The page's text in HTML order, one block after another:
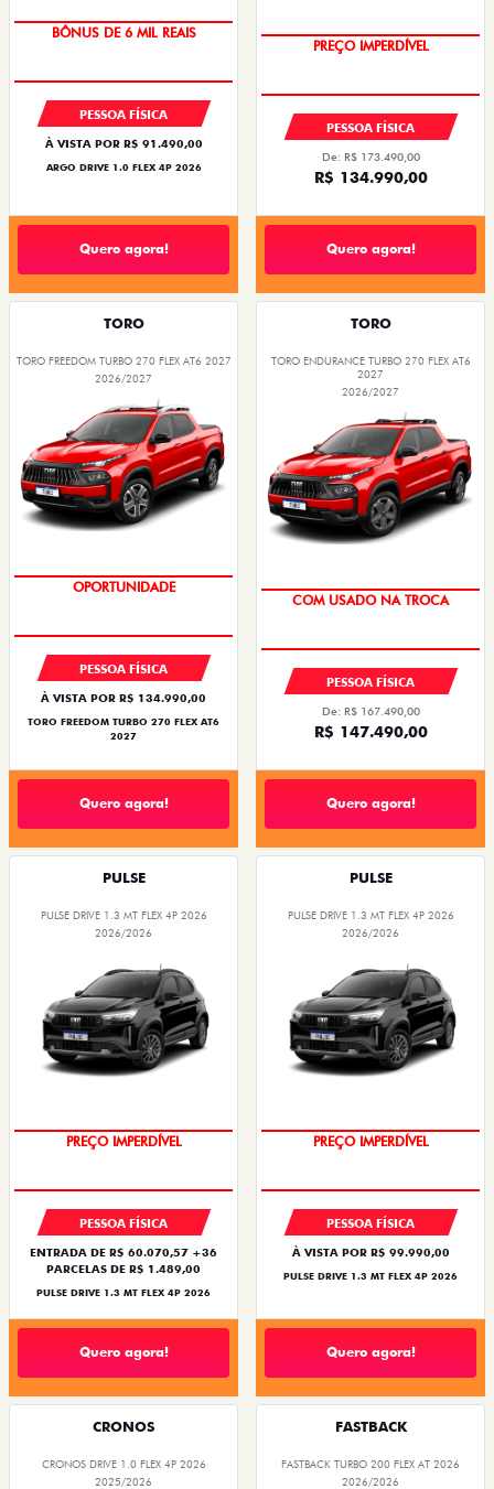
BÔNUS DE 6 MIL REAIS
PESSOA FÍSICA
À VISTA POR R$ 91.490,00
ARGO DRIVE 1.0 FLEX 4P 2026
Quero agora!
PREÇO IMPERDÍVEL
PESSOA FÍSICA
De: R$ 173.490,00
R$ 134.990,00
Quero agora!
TORO
TORO FREEDOM TURBO 270 FLEX AT6 2027
2026/2027
OPORTUNIDADE
PESSOA FÍSICA
À VISTA POR R$ 134.990,00
TORO FREEDOM TURBO 270 FLEX AT6
2027
Quero agora!
TORO
TORO ENDURANCE TURBO 270 FLEX AT6
2027
2026/2027
COM USADO NA TROCA
PESSOA FÍSICA
De: R$ 167.490,00
R$ 147.490,00
Quero agora!
PULSE
PULSE DRIVE 1.3 MT FLEX 4P 2026
2026/2026
PREÇO IMPERDÍVEL
PESSOA FÍSICA
ENTRADA DE R$ 60.070,57 +36
PARCELAS DE R$ 1.489,00
PULSE DRIVE 1.3 MT FLEX 4P 2026
Quero agora!
PULSE
PULSE DRIVE 1.3 MT FLEX 4P 2026
2026/2026
PREÇO IMPERDÍVEL
PESSOA FÍSICA
À VISTA POR R$ 99.990,00
PULSE DRIVE 1.3 MT FLEX 4P 2026
Quero agora!
CRONOS
CRONOS DRIVE 1.0 FLEX 4P 2026
2025/2026
FASTBACK
FASTBACK TURBO 200 FLEX AT 2026
2026/2026